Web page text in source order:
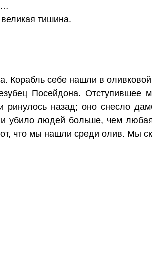
тишина.
Корабль себе нашли в
Посейдона. Отступившее
ринулось назад; оно снесло
убило людей больше, чем
что мы нашли среди олив. Мы